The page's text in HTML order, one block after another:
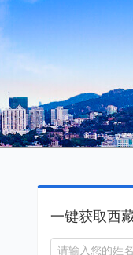
一键获取西